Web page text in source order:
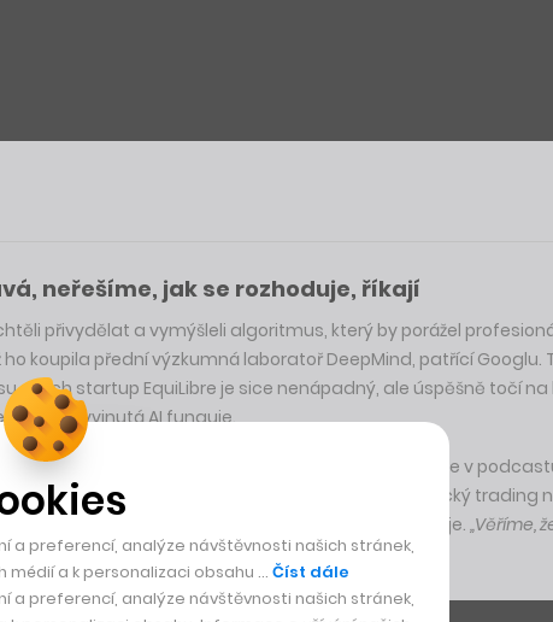
neřešíme, jak se rozhoduje, říkají
přivydělat a vymýšleli algoritmus, který by porážel
koupila přední výzkumná laboratoř DeepMind, patřící Googlu.
Jejich startup EquiLibre je sice nenápadný, ale úspěšně točí
jimi vyvinutá AI funguje.
než abychom pochopili, proč se tak děje,“
usmívá se v
Kadlecem. Jejich algoritmus pro automatický trading
se zařadil mezi největší české startupové naděje. „Věříme,
a preferencí, analýze návštěvnosti našich stránek,
a k personalizaci obsahu … Číst dále
a preferencí, analýze návštěvnosti našich stránek,